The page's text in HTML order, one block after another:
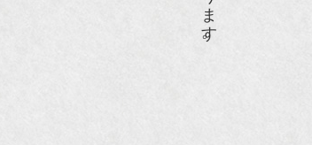
月７日紹介頂きました。